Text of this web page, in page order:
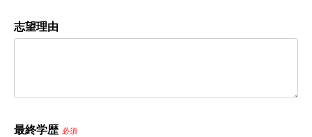
志望理由
最終学歴 必須